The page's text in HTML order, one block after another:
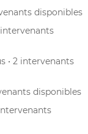
disponibles
intervenants
• 2 intervenants
disponibles